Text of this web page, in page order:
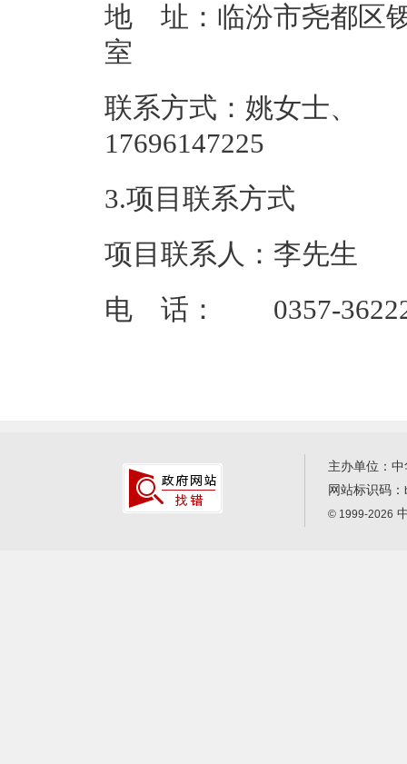
地 址：临汾市尧都区
联系方式：姚女士、
3.项目联系方式
项目联系人：李先生
电 话： 0357-
主办单位：
网站标识码：
© 1999-2026